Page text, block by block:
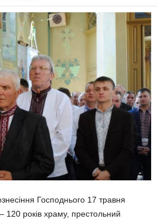
Господнього 17 травня
120 років храму, престольний